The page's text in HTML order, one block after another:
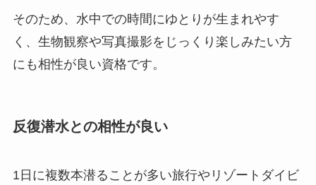
そのため、水中での時間にゆとりが生まれやす
く、生物観察や写真撮影をじっくり楽しみたい方
にも相性が良い資格です。
反復潜水との相性が良い
1日に複数本潜ることが多い旅行やリゾートダイビ